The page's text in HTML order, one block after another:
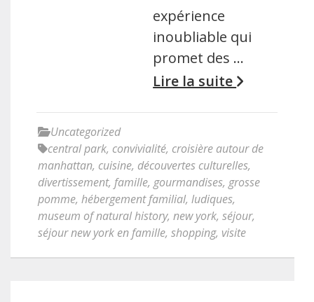
expérience
inoubliable qui
promet des …
Lire la suite
Uncategorized
central park, convivialité, croisière autour de
manhattan, cuisine, découvertes culturelles,
divertissement, famille, gourmandises, grosse
pomme, hébergement familial, ludiques,
museum of natural history, new york, séjour,
séjour new york en famille, shopping, visite